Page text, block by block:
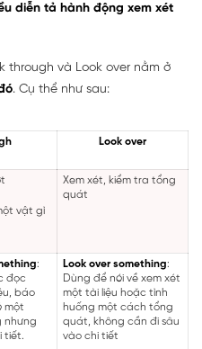
diễn tả hành động xem xét
through và Look over nằm ở
. Cụ thể như sau:
Look over
vật gì
Xem xét, kiểm tra tổng
quát
:
đọc
báo
một
nhưng
tiết.
Look over something:
Dùng để nói về xem xét
một tài liệu hoặc tình
huống một cách tổng
quát, không cần đi sâu
vào chi tiết